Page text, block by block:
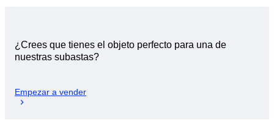
¿Crees que tienes el objeto perfecto para una de
nuestras subastas?
Empezar a vender